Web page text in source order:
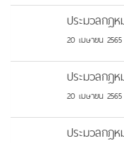
ประมวลกฎ
20 เมษายน 2565
ประมวลกฎ
20 เมษายน 2565
ประมวลกฎ